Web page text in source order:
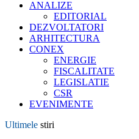
ANALIZE
EDITORIAL
DEZVOLTATORI
ARHITECTURA
CONEX
ENERGIE
FISCALITATE
LEGISLATIE
CSR
EVENIMENTE
Ultimele stiri